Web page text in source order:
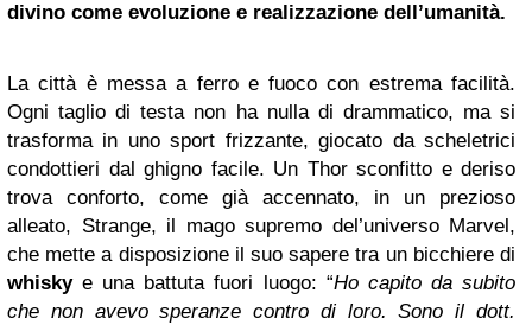
divino come evoluzione e realizzazione dell’umanità.
La città è messa a ferro e fuoco con estrema facilità.
Ogni taglio di testa non ha nulla di drammatico, ma si
trasforma in uno sport frizzante, giocato da scheletrici
condottieri dal ghigno facile. Un Thor sconfitto e deriso
trova conforto, come già accennato, in un prezioso
alleato, Strange, il mago supremo del’universo Marvel,
che mette a disposizione il suo sapere tra un bicchiere di
whiskye una battuta fuori luogo: “Ho capito da subito
che non avevo speranze contro di loro. Sono il dott.